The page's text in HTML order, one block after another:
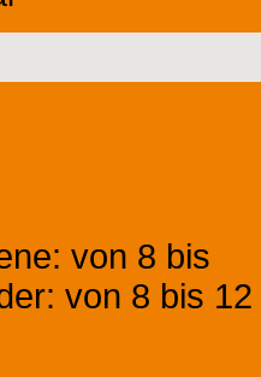
von 8 bis
von 8 bis 12